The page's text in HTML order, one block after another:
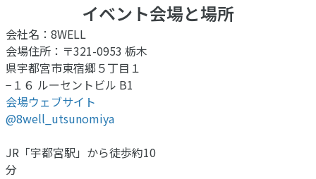
イベント会場と場所
会社名：8WELL
会場住所：〒321-0953 栃木
県宇都宮市東宿郷５丁目１
−１６ ルーセントビル B1
会場ウェブサイト
@8well_utsunomiya
JR「宇都宮駅」から徒歩約10
分